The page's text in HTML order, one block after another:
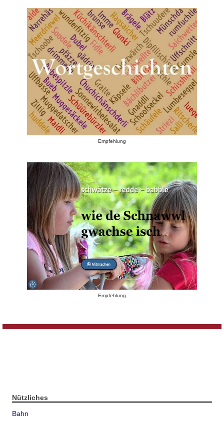
Empfehlung
Empfehlung
Nützliches
Bahn